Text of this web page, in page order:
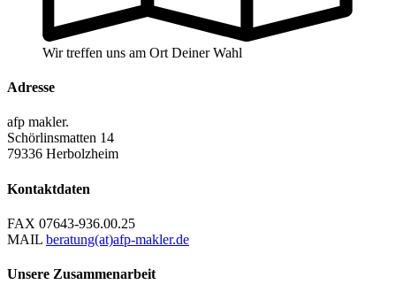
Wir treffen uns am Ort Deiner Wahl
Adresse
afp makler.
Schörlinsmatten 14
79336 Herbolzheim
Kontaktdaten
FAX 07643-936.00.25
MAIL beratung(at)afp-makler.de
Unsere Zusammenarbeit